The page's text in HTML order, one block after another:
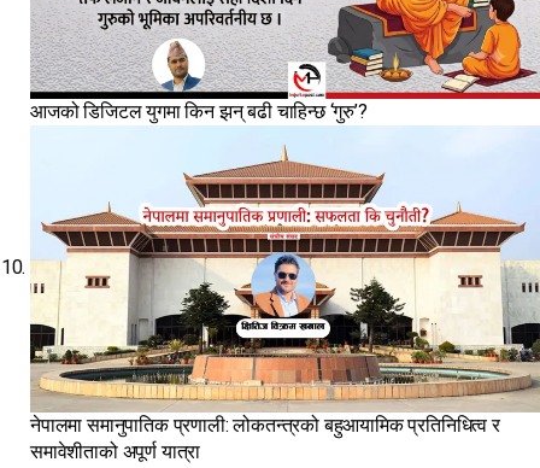
आजको डिजिटल युगमा किन झन् बढी चाहिन्छ ‘गुरु’?
नेपालमा समानुपातिक प्रणाली: लोकतन्त्रको बहुआयामिक प्रतिनिधित्व र
समावेशीताको अपूर्ण यात्रा